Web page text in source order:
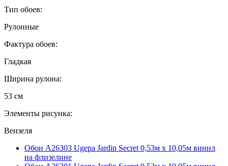
Тип обоев:
Рулонные
Фактура обоев:
Гладкая
Ширина рулона:
53 см
Элементы рисунка:
Вензеля
Обои A26303 Ugepa Jardin Secret 0,53м x 10,05м винил
на флизелине